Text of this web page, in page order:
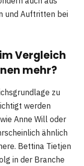
und Auftritten bei
Vergleich
mehr?
zu
werden
Anne Will oder
ähnlich
Bettina Tietjen
in der Branche